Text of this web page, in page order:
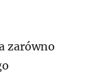
zarówno